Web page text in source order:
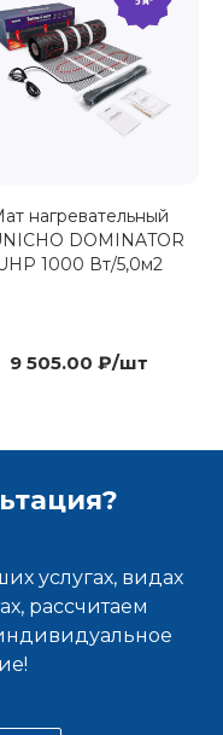
нагревательный
DOMINATOR
1000 Вт/5,0м2
9 505.00 ₽/шт
услугах, видах
рассчитаем